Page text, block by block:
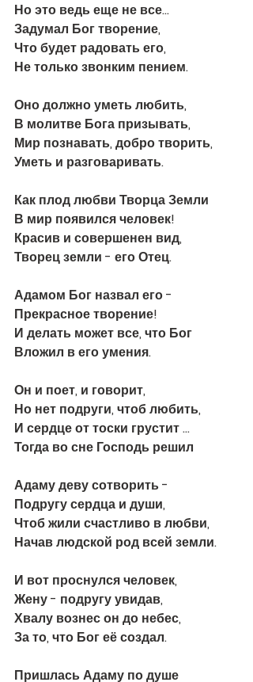
Но это ведь еще не все…
Задумал Бог творение,
Что будет радовать его,
Не только звонким пением.
Оно должно уметь любить,
В молитве Бога призывать,
Мир познавать, добро творить,
Уметь и разговаривать.
Как плод любви Творца Земли
В мир появился человек!
Красив и совершенен вид,
Творец земли - его Отец.
Адамом Бог назвал его -
Прекрасное творение!
И делать может все, что Бог
Вложил в его умения.
Он и поет, и говорит,
Но нет подруги, чтоб любить,
И сердце от тоски грустит …
Тогда во сне Господь решил
Адаму деву сотворить -
Подругу сердца и души,
Чтоб жили счастливо в любви,
Начав людской род всей земли.
И вот проснулся человек,
Жену - подругу увидав,
Хвалу вознес он до небес,
За то, что Бог её создал.
Пришлась Адаму по душе